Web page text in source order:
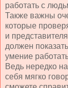
работать с
Также важны
которые
и
должен
умение
Ведь нередко
себя мягко